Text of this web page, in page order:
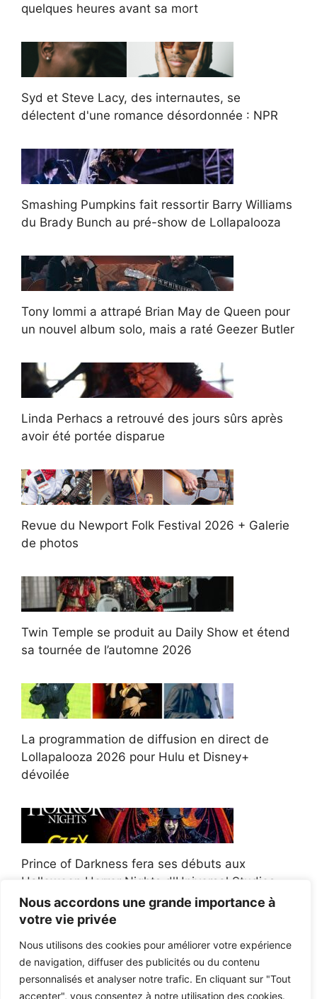
Nous accordons une grande importance à
votre vie privée
Nous utilisons des cookies pour améliorer votre expérience
de navigation, diffuser des publicités ou du contenu
personnalisés et analyser notre trafic. En cliquant sur "Tout
accepter", vous consentez à notre utilisation des cookies.
quelques heures avant sa mort
Syd et Steve Lacy, des internautes, se
délectent d'une romance désordonnée : NPR
Smashing Pumpkins fait ressortir Barry Williams
du Brady Bunch au pré-show de Lollapalooza
Tony Iommi a attrapé Brian May de Queen pour
un nouvel album solo, mais a raté Geezer Butler
Linda Perhacs a retrouvé des jours sûrs après
avoir été portée disparue
Revue du Newport Folk Festival 2026 + Galerie
de photos
Twin Temple se produit au Daily Show et étend
sa tournée de l’automne 2026
La programmation de diffusion en direct de
Lollapalooza 2026 pour Hulu et Disney+
dévoilée
Prince of Darkness fera ses débuts aux
Halloween Horror Nights d'Universal Studios
Afroman poursuit un policier de l'Ohio après la
victoire du jury en diffamation